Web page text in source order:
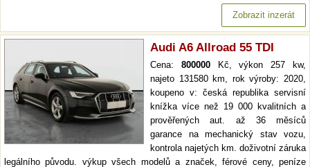
Zobrazit inzerát
Audi A6 Allroad 55 TDI
Cena: 800000Kč, výkon 257 kw,
najeto 131580 km, rok výroby: 2020,
koupeno v: česká republika servisní
knížka více než 19 000 kvalitních a
prověřených aut. až 36 měsíců
garance na mechanický stav vozu,
kontrola najetých km. doživotní záruka
legálního původu. výkup všech modelů a značek, férové ceny, peníze